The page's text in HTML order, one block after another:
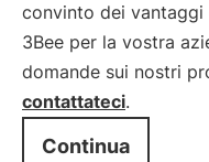
convinto dei
3Bee per la vostra
domande sui nostri
contattateci.
Continua